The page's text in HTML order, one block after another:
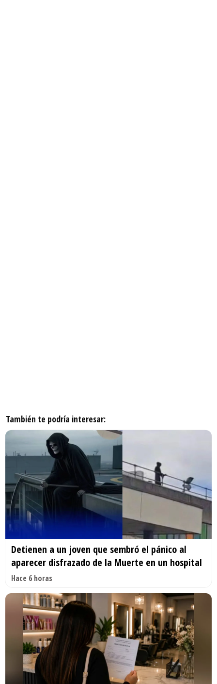
También te podría interesar:
Detienen a un joven que sembró el pánico al
aparecer disfrazado de la Muerte en un hospital
Hace 6 horas